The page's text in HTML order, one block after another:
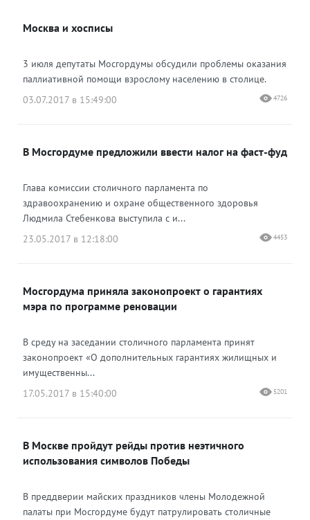
Одноклассники
Москва и хосписы
3 июля депутаты Мосгордумы обсудили проблемы оказания
паллиативной помощи взрослому населению в столице.
03.07.2017 в 15:49:00
4726
В Мосгордуме предложили ввести налог на фаст-фуд
Глава комиссии столичного парламента по
здравоохранению и охране общественного здоровья
Людмила Стебенкова выступила с и...
23.05.2017 в 12:18:00
4453
Мосгордума приняла законопроект о гарантиях
мэра по программе реновации
В среду на заседании столичного парламента принят
законопроект «О дополнительных гарантиях жилищных и
имущественны...
17.05.2017 в 15:40:00
5201
В Москве пройдут рейды против неэтичного
использования символов Победы
В преддверии майских праздников члены Молодежной
палаты при Мосгордуме будут патрулировать столичные